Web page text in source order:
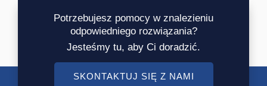
Potrzebujesz pomocy w znalezieniu
odpowiedniego rozwiązania?
Jesteśmy tu, aby Ci doradzić.
SKONTAKTUJ SIĘ Z NAMI